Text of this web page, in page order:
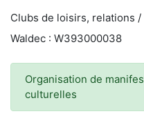
Clubs de loisirs, relations /
Waldec : W393000038
Organisation de
culturelles